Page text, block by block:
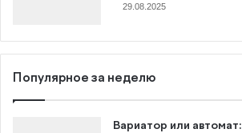
29.08.2025
Популярное за неделю
Вариатор или